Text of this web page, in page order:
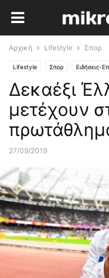
Αρχική Lifestyle Σπορ
Lifestyle Σπορ Ειδήσεις-
Δεκαέξι
μετέχουν
27/09/2019